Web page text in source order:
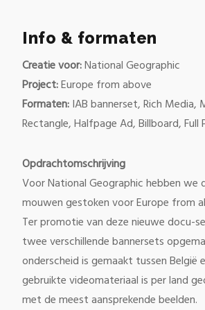
seconds
Info & formaten
Creatie voor:National Geographic
Project:Europe from above
Formaten:IAB bannerset, Rich Media,
Rectangle, Halfpage Ad, Billboard, Full
Opdrachtomschrijving
Voor National Geographic hebben we
mouwen gestoken voor Europe from
Ter promotie van deze nieuwe docu-
twee verschillende bannersets
onderscheid is gemaakt tussen België
gebruikte videomateriaal is per land
met de meest aansprekende beelden.